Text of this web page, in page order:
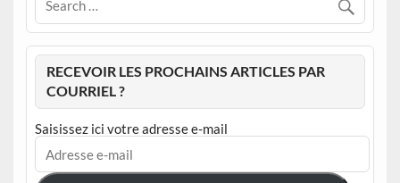
RECEVOIR LES PROCHAINS ARTICLES PAR
COURRIEL ?
Saisissez ici votre adresse e-mail
Adresse
mail